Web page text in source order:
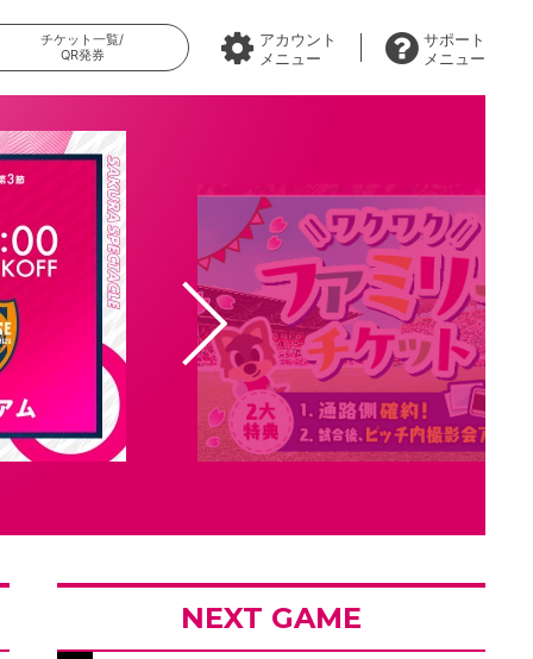
チケット一覧/
QR発券
アカウント
メニュー
サポート
メニュー
NEXT GAME